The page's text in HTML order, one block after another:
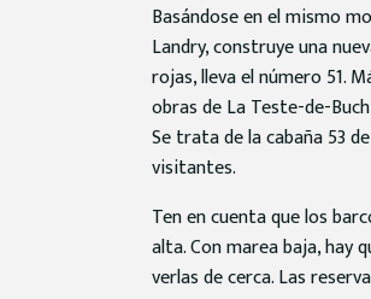
Basándose en el mismo
Landry, construye una
rojas, lleva el número 51.
obras de La Teste-de-
Se trata de la cabaña 53
visitantes.
Ten en cuenta que los
alta. Con marea baja, hay
verlas de cerca. Las